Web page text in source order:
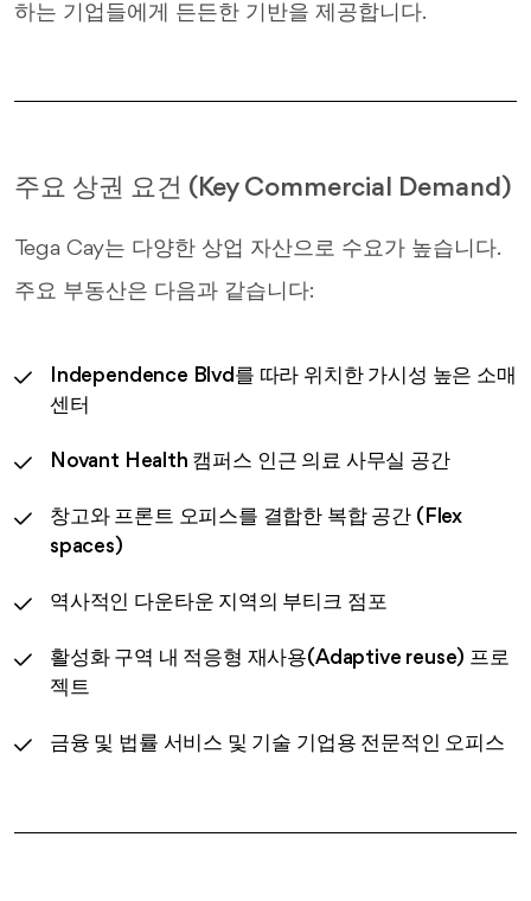
하는 기업들에게 든든한 기반을 제공합니다.
주요 상권 요건 (Key Commercial Demand)
Tega Cay는 다양한 상업 자산으로 수요가 높습니다.
주요 부동산은 다음과 같습니다:
Independence Blvd를 따라 위치한 가시성 높은 소매
센터
Novant Health 캠퍼스 인근 의료 사무실 공간
창고와 프론트 오피스를 결합한 복합 공간 (Flex
spaces)
역사적인 다운타운 지역의 부티크 점포
활성화 구역 내 적응형 재사용(Adaptive reuse) 프로
젝트
금융 및 법률 서비스 및 기술 기업용 전문적인 오피스